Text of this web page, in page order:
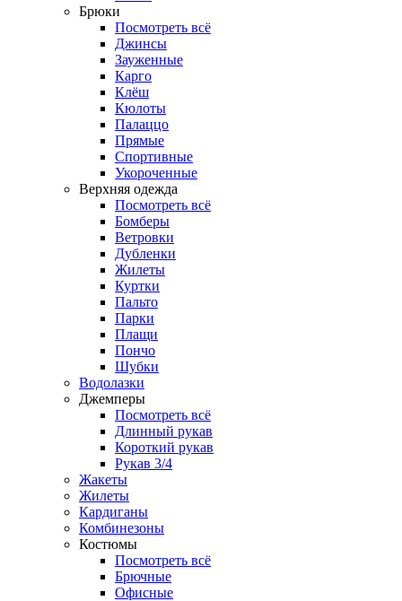
Брюки
Посмотреть всё
Джинсы
Зауженные
Карго
Клёш
Кюлоты
Палаццо
Прямые
Спортивные
Укороченные
Верхняя одежда
Посмотреть всё
Бомберы
Ветровки
Дубленки
Жилеты
Куртки
Пальто
Парки
Плащи
Пончо
Шубки
Водолазки
Джемперы
Посмотреть всё
Длинный рукав
Короткий рукав
Рукав 3/4
Жакеты
Жилеты
Кардиганы
Комбинезоны
Костюмы
Посмотреть всё
Брючные
Офисные